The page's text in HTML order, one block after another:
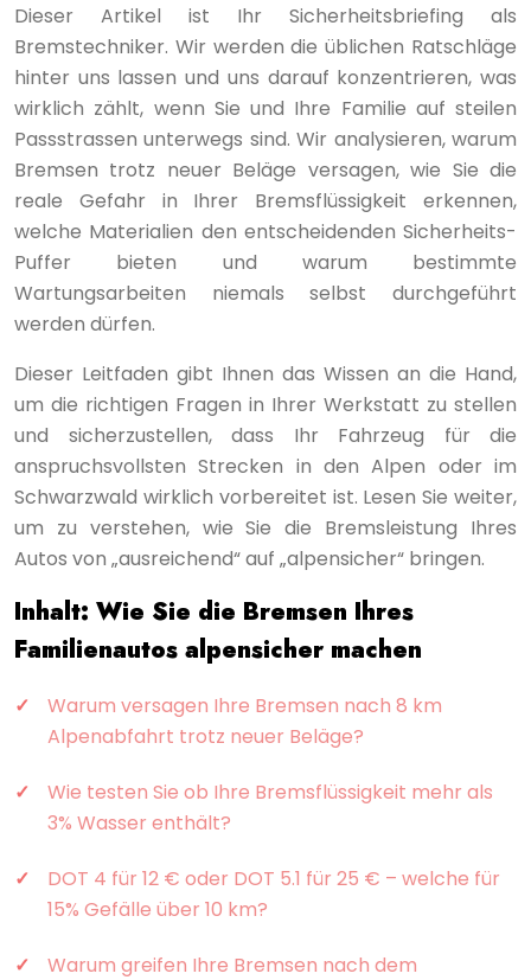
Dieser Artikel ist Ihr Sicherheitsbriefing als
Bremstechniker. Wir werden die üblichen Ratschläge
hinter uns lassen und uns darauf konzentrieren, was
wirklich zählt, wenn Sie und Ihre Familie auf steilen
Passstrassen unterwegs sind. Wir analysieren, warum
Bremsen trotz neuer Beläge versagen, wie Sie die
reale Gefahr in Ihrer Bremsflüssigkeit erkennen,
welche Materialien den entscheidenden Sicherheits-
Puffer bieten und warum bestimmte
Wartungsarbeiten niemals selbst durchgeführt
werden dürfen.
Dieser Leitfaden gibt Ihnen das Wissen an die Hand,
um die richtigen Fragen in Ihrer Werkstatt zu stellen
und sicherzustellen, dass Ihr Fahrzeug für die
anspruchsvollsten Strecken in den Alpen oder im
Schwarzwald wirklich vorbereitet ist. Lesen Sie weiter,
um zu verstehen, wie Sie die Bremsleistung Ihres
Autos von „ausreichend“ auf „alpensicher“ bringen.
Inhalt: Wie Sie die Bremsen Ihres
Familienautos alpensicher machen
Warum versagen Ihre Bremsen nach 8 km
Alpenabfahrt trotz neuer Beläge?
Wie testen Sie ob Ihre Bremsflüssigkeit mehr als
3% Wasser enthält?
DOT 4 für 12 € oder DOT 5.1 für 25 € – welche für
15% Gefälle über 10 km?
Warum greifen Ihre Bremsen nach dem